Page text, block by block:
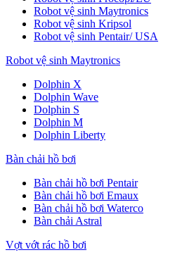
Robot vệ sinh Maytronics
Robot vệ sinh Kripsol
Robot vệ sinh Pentair/ USA
Robot vệ sinh Maytronics
Dolphin X
Dolphin Wave
Dolphin S
Dolphin M
Dolphin Liberty
Bàn chải hồ bơi
Bàn chải hồ bơi Pentair
Bàn chải hồ bơi Emaux
Bàn chải hồ bơi Waterco
Bàn chải Astral
Vợt vớt rác hồ bơi